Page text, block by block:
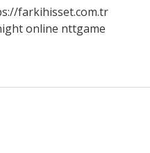
farkihisset.com.tr
online nttgame